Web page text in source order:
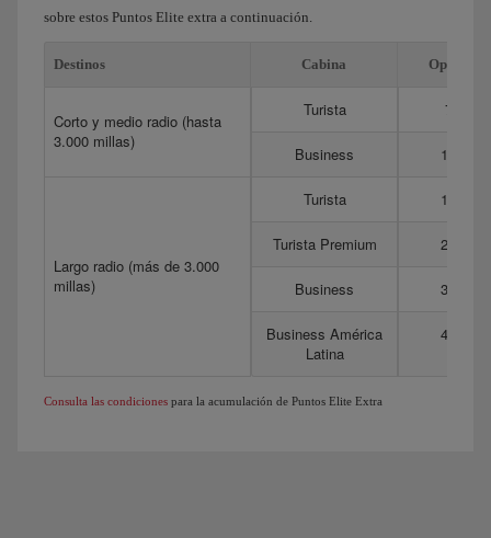
sobre estos Puntos Elite extra a continuación.
Destinos Cabina Optima
Corto y medio radio (hasta
3.000 millas)
Turista 75
Business 175
Largo radio (más de 3.000
millas)
Turista 150
Turista Premium 275
Business 350
Business América
Latina
450
Consulta las condiciones para la acumulación de Puntos Elite Extra